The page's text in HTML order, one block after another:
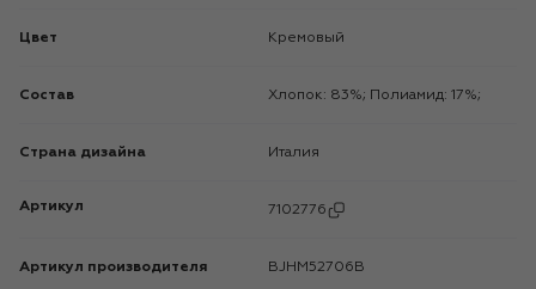
Цвет Кремовый
Состав Хлопок: 83%; Полиамид: 17%;
Страна дизайна Италия
Артикул 7102776
Артикул производителя BJHM52706B